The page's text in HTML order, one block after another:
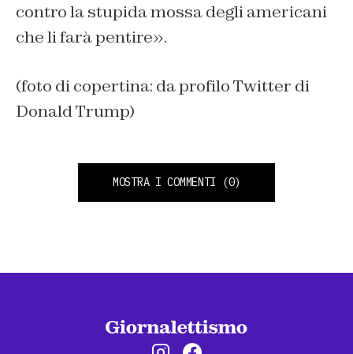
contro la stupida mossa degli americani
che li farà pentire».
(foto di copertina: da profilo Twitter di
Donald Trump)
MOSTRA I COMMENTI (0)